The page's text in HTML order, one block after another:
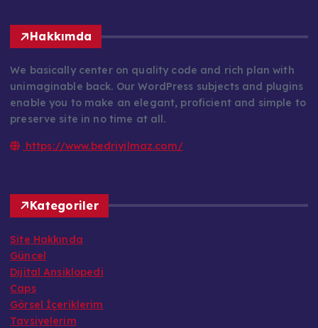
Hakkımda
We basically center on quality code and rich plan with
unimaginable back. Our WordPress subjects and plugins
enable you to make an elegant, proficient and simple to
preserve site in no time at all.
https://www.bedriyilmaz.com/
Kategoriler
Site Hakkında
Güncel
Dijital Ansiklopedi
Caps
Görsel İçeriklerim
Tavsiyelerim